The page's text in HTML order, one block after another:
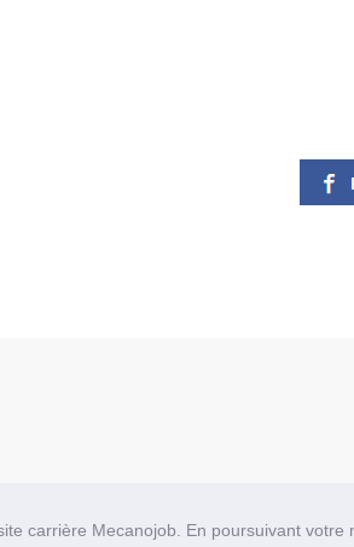
carrière Mecanojob. En poursuivant votre